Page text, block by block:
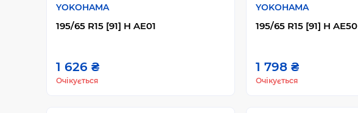
YOKOHAMA
195/65 R15 [91] H AE01
1 626 ₴
Очікується
YOKOHAMA
195/65 R15 [91] H AE50
1 798 ₴
Очікується